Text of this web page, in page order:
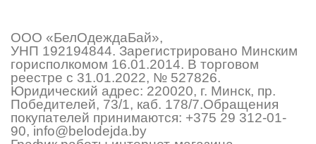
ООО «БелОдеждаБай»,
УНП 192194844. Зарегистрировано Минским
горисполкомом 16.01.2014. В торговом
реестре с 31.01.2022, № 527826.
Юридический адрес: 220020, г. Минск, пр.
Победителей, 73/1, каб. 178/7.Обращения
покупателей принимаются: +375 29 312-01-
90, info@belodejda.by